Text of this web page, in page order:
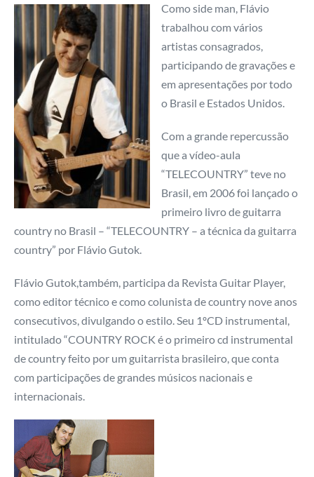
Como side man, Flávio
trabalhou com vários
artistas consagrados,
participando de gravações e
em apresentações por todo
o Brasil e Estados Unidos.
Com a grande repercussão
que a vídeo-aula
“TELECOUNTRY” teve no
Brasil, em 2006 foi lançado o
primeiro livro de guitarra
country no Brasil – “TELECOUNTRY – a técnica da guitarra
country” por Flávio Gutok.
Flávio Gutok,também, participa da Revista Guitar Player,
como editor técnico e como colunista de country nove anos
consecutivos, divulgando o estilo. Seu 1ºCD instrumental,
intitulado “COUNTRY ROCK é o primeiro cd instrumental
de country feito por um guitarrista brasileiro, que conta
com participações de grandes músicos nacionais e
internacionais.